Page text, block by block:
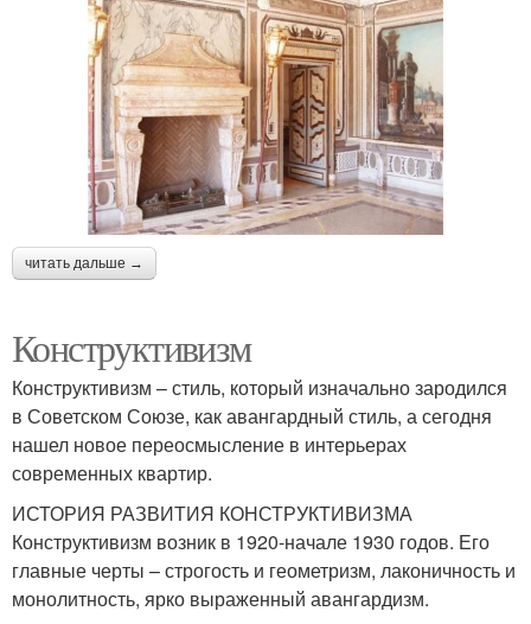
читать дальше →
Конструктивизм
Конструктивизм – стиль, который изначально зародился
в Советском Союзе, как авангардный стиль, а сегодня
нашел новое переосмысление в интерьерах
современных квартир.
ИСТОРИЯ РАЗВИТИЯ КОНСТРУКТИВИЗМА
Конструктивизм возник в 1920-начале 1930 годов. Его
главные черты – строгость и геометризм, лаконичность и
монолитность, ярко выраженный авангардизм.